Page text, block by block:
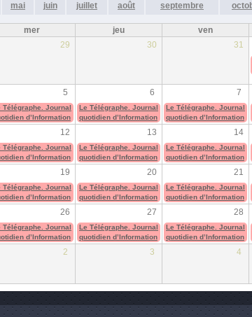
mai juin juillet août septembre
mer jeu ven
29 30 31
5 6 7
Télégraphe. Journal
d’Information
Le Télégraphe. Journal
quotidien d’Information
Le Télégraphe. Journal
quotidien d’Information
12 13 14
Télégraphe. Journal
d’Information
Le Télégraphe. Journal
quotidien d’Information
Le Télégraphe. Journal
quotidien d’Information
19 20 21
Télégraphe. Journal
d’Information
Le Télégraphe. Journal
quotidien d’Information
Le Télégraphe. Journal
quotidien d’Information
26 27 28
Télégraphe. Journal
d’Information
Le Télégraphe. Journal
quotidien d’Information
Le Télégraphe. Journal
quotidien d’Information
2 3 4